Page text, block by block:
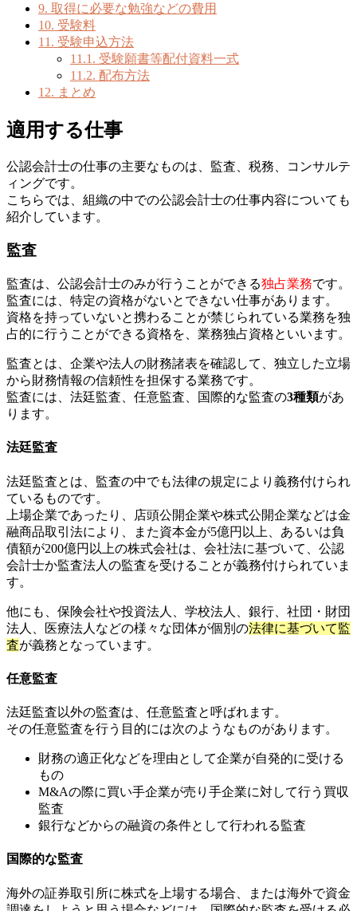
9. 取得に必要な勉強などの費用
10. 受験料
11. 受験申込方法
11.1. 受験願書等配付資料一式
11.2. 配布方法
12. まとめ
適用する仕事
公認会計士の仕事の主要なものは、監査、税務、コンサルテ
ィングです。
こちらでは、組織の中での公認会計士の仕事内容についても
紹介しています。
監査
監査は、公認会計士のみが行うことができる独占業務です。
監査には、特定の資格がないとできない仕事があります。
資格を持っていないと携わることが禁じられている業務を独
占的に行うことができる資格を、業務独占資格といいます。
監査とは、企業や法人の財務諸表を確認して、独立した立場
から財務情報の信頼性を担保する業務です。
監査には、法廷監査、任意監査、国際的な監査の3種類があ
ります。
法廷監査
法廷監査とは、監査の中でも法律の規定により義務付けられ
ているものです。
上場企業であったり、店頭公開企業や株式公開企業などは金
融商品取引法により、また資本金が5億円以上、あるいは負
債額が200億円以上の株式会社は、会社法に基づいて、公認
会計士か監査法人の監査を受けることが義務付けられていま
す。
他にも、保険会社や投資法人、学校法人、銀行、社団・財団
法人、医療法人などの様々な団体が個別の法律に基づいて監
査が義務となっています。
任意監査
法廷監査以外の監査は、任意監査と呼ばれます。
その任意監査を行う目的には次のようなものがあります。
財務の適正化などを理由として企業が自発的に受ける
もの
M&Aの際に買い手企業が売り手企業に対して行う買収
監査
銀行などからの融資の条件として行われる監査
国際的な監査
海外の証券取引所に株式を上場する場合、または海外で資金